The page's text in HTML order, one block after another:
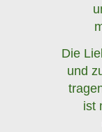
Die
und
ist